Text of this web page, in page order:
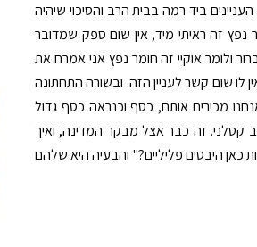
ביד רמה בבית הרב והסיכוי שיהיה
זה ראיתי מיד, אין שום ספק שמדובר
ולומר אוקיי זה חומר נפץ אני אמרח את
לו שום קשר לעניין הזה. ובשורה התחתונה
מכירים אותם, כסף וכנראה כסף גדול
קטלני. זה כבר אצל מבקר המדינה, ואיך
כאן היבטים פליליים?" והבעיה היא שלהם